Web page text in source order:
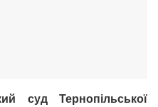
суд Тернопільської